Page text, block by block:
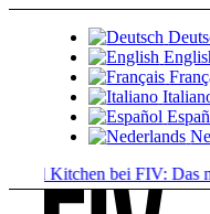
Kitchen bei FIV: Das neue